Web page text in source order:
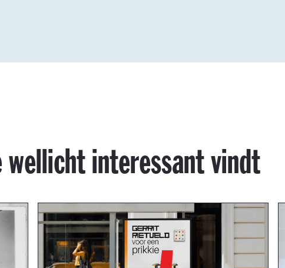
wellicht interessant vindt